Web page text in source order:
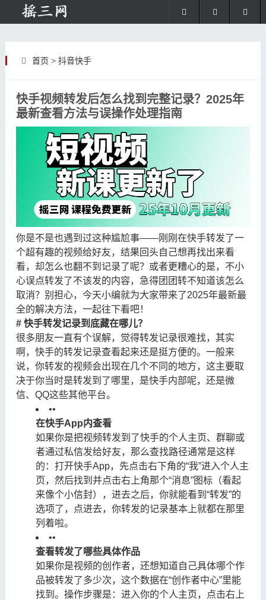
首页 > 抖音快手
快手视频转发后怎么找到完整记录？2025年
最新查看方法与误操作处理指南
你是不是也遇到过这种尴尬事——刚刚在快手转发了一
个超有趣的视频给好友，结果回头自己想再找出来看
看，却怎么也翻不到记录了呢？或者更糟心的是，不小
心误点转发了不该发的内容，急得团团转不知道该怎么
取消？别担心，今天小编就为大家带来了2025年最新最
全的解决方法，一起往下看吧！
# 快手转发记录到底藏在哪儿？
很多朋友一直有个误解，觉得转发记录很难找，其实
啊，快手的转发记录查看起来还是挺方便的。一般来
说，你转发的视频会出现在几个不同的地方，这主要取
决于你当时是转发到了哪里，是快手内部呢，还是微
信、QQ这些其他平台。
••
在快手App内查看
如果你是把视频转发到了快手的个人主页、群聊或
者通过私信发给好友，那么查找路径通常是这样
的：打开快手App，先点击右下角的“我”进入个人主
页，然后找到并点击右上角那个“消息”图标（看起
来像个小信封），进去之后，你就能看到“转发”的
选项了，点进去，你转发的记录基本上就都在那里
列着啦。
••
查看转发了哪些具体作品
如果你是视频的创作者，还想知道自己具体哪个作
品被转发了多少次，这个数据在“创作者中心”里能
找到。操作步骤是：进入你的个人主页，点击右上